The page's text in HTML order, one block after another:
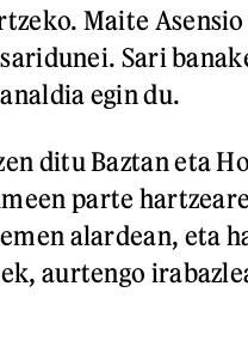
Maite
Sari
egin du.
ditu Baztan eta
parte
alardean, eta
aurtengo